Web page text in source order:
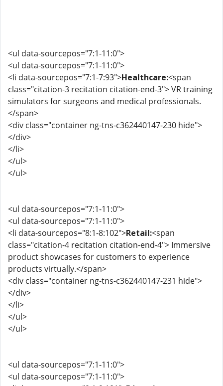
<ul data-sourcepos="7:1-11:0">
<ul data-sourcepos="7:1-11:0">
<li data-sourcepos="7:1-7:93">Healthcare:<span
class="citation-3 recitation citation-end-3"> VR training
simulators for surgeons and medical professionals.
</span>
<div class="container ng-tns-c362440147-230 hide">
</div>
</li>
</ul>
</ul>
<ul data-sourcepos="7:1-11:0">
<ul data-sourcepos="7:1-11:0">
<li data-sourcepos="8:1-8:102">Retail:<span
class="citation-4 recitation citation-end-4"> Immersive
product showcases for customers to experience
products virtually.</span>
<div class="container ng-tns-c362440147-231 hide">
</div>
</li>
</ul>
</ul>
<ul data-sourcepos="7:1-11:0">
<ul data-sourcepos="7:1-11:0">